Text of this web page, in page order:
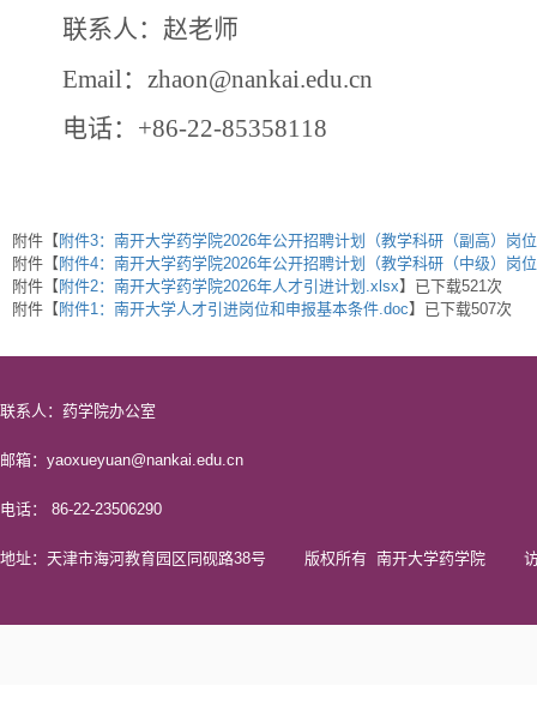
联系人：赵老师
Email： zhaon@nankai.edu.cn
电话： +86-22-85358118
附件【 附件3：南开大学药学院2026年公开招聘计划（教学科研（副高）岗
附件【 附件4：南开大学药学院2026年公开招聘计划（教学科研（中级）岗
附件【 附件2：南开大学药学院2026年人才引进计划.xlsx】已下载521次
附件【 附件1：南开大学人才引进岗位和申报基本条件.doc】已下载507次
联系人：药学院办公室
邮箱：yaoxueyuan@nankai.edu.cn
电话： 86-22-23506290
地址：天津市海河教育园区同砚路38号 版权所有 南开大学药学院 访